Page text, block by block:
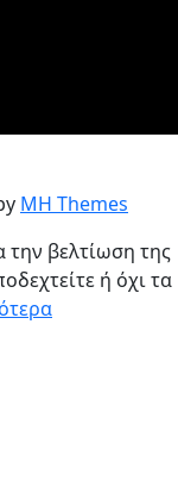
MH Themes
την βελτίωση της
ή όχι τα